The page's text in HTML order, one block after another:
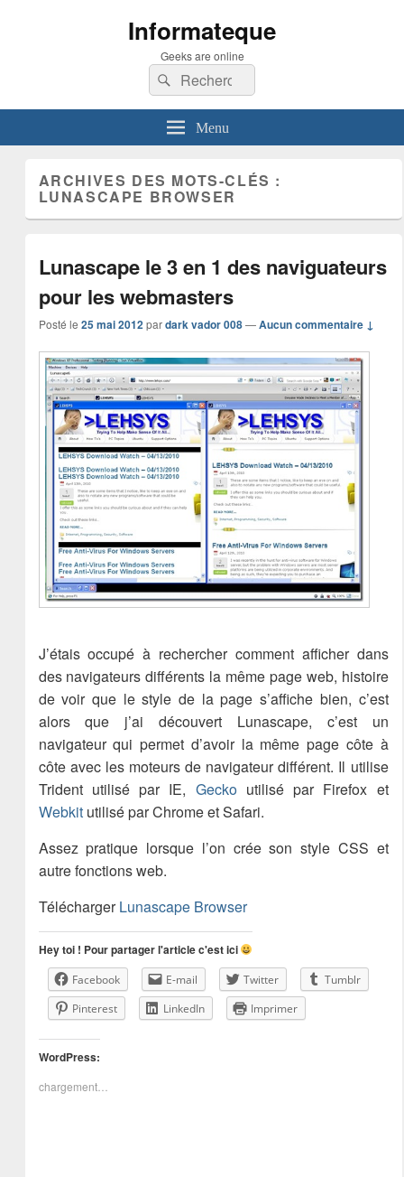
Informateque
Geeks are online
Recherche :
Rechercher
Menu
ARCHIVES DES MOTS-CLÉS :
LUNASCAPE BROWSER
Lunascape le 3 en 1 des naviguateurs
pour les webmasters
Posté le 25 mai 2012 pardark vador 008 —Aucun commentaire ↓
J’étais occupé à rechercher comment afficher dans
des navigateurs différents la même page web, histoire
de voir que le style de la page s’affiche bien, c’est
alors que j’ai découvert Lunascape, c’est un
navigateur qui permet d’avoir la même page côte à
côte avec les moteurs de navigateur différent. Il utilise
Trident utilisé par IE, Geckoutilisé par Firefox et
Webkitutilisé par Chrome et Safari.
Assez pratique lorsque l’on crée son style CSS et
autre fonctions web.
TéléchargerLunascape Browser
Hey toi ! Pour partager l'article c'est ici
Facebook E-mail Twitter
Tumblr
Pinterest
LinkedIn Imprimer
WordPress:
chargement…